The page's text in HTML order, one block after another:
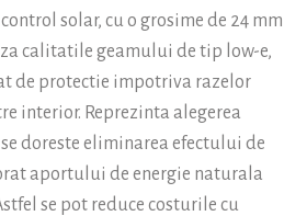
solar, cu o grosime de 24 mm
calitatile geamului de tip low-e,
de protectie impotriva razelor
interior. Reprezinta alegerea
doreste eliminarea efectului de
aportului de energie naturala
se pot reduce costurile cu